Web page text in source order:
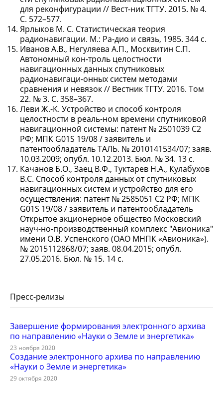
для реконфигурации // Вест-ник ТГТУ. 2015. № 4.
С. 572–577.
Ярлыков М. С. Статистическая теория
радионавигации. М.: Ра-дио и связь, 1985. 344 с.
Иванов А.В., Негуляева А.П., Москвитин С.П.
Автономный кон-троль целостности
навигационных данных спутниковых
радионавигаци-онных систем методами
сравнения и невязок // Вестник ТГТУ. 2016. Том
22. № 3. С. 358–367.
Леви Ж.-К. Устройство и способ контроля
целостности в реаль-ном времени спутниковой
навигационной системы: патент № 2501039 С2
РФ; МПК G01S 19/08 / заявитель и
патентообладатель ТАЛЬ. № 2010141534/07; заяв.
10.03.2009; опубл. 10.12.2013. Бюл. № 34. 13 с.
Качанов Б.О., Заец В.Ф., Туктарев Н.А., Кулабухов
В.С. Способ контроля данных от спутниковых
навигационных систем и устройство для его
осуществления: патент № 2585051 С2 РФ; МПК
G01S 19/08 / заявитель и патентообладатель
Открытое акционерное общество Московский
науч-но-производственный комплекс "Авионика"
имени О.В. Успенского (ОАО МНПК «Авионика»).
№ 2015112868/07; заяв. 08.04.2015; опубл.
27.05.2016. Бюл. № 15. 14 с.
Пресс-релизы
Завершение формирования электронного архива
по направлению «Науки о Земле и энергетика»
23 ноября 2020
Создание электронного архива по направлению
«Науки о Земле и энергетика»
29 октября 2020